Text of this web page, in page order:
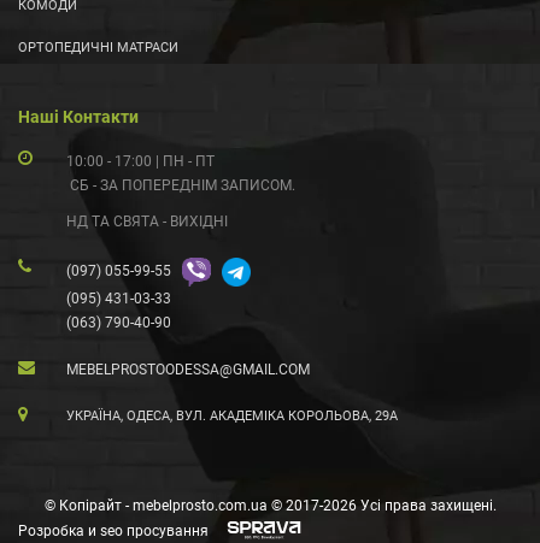
КОМОДИ
ОРТОПЕДИЧНІ МАТРАСИ
Наші Контакти
10:00 - 17:00 | ПН - ПТ
СБ - ЗА ПОПЕРЕДНІМ ЗАПИСОМ.
НД ТА СВЯТА - ВИХІДНІ
(097) 055-99-55
(095) 431-03-33
(063) 790-40-90
MEBELPROSTOODESSA@GMAIL.COM
УКРАЇНА, ОДЕСА, ВУЛ. АКАДЕМІКА КОРОЛЬОВА, 29А
© Копірайт - mebelprosto.com.ua © 2017-2026 Усі права захищені.
Розробка и seo просування